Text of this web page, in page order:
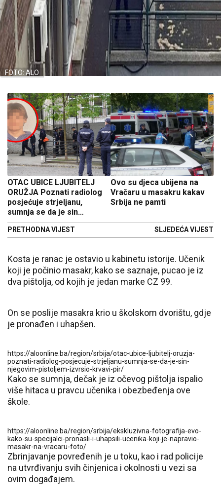
FOTO: ALO
OTAC UBICE LJUBITELJ
ORUŽJA Poznati radiolog
posjećuje strjeljanu,
sumnja se da je sin
njegovim pištoljem izvršio
krvavi pir
PRETHODNA VIJEST
Ovo su djeca ubijena na
Vračaru u masakru kakav
Srbija ne pamti
SLJEDEĆA VIJEST
Kosta je ranac je ostavio u kabinetu istorije. Učenik
koji je počinio masakr, kako se saznaje, pucao je iz
dva pištolja, od kojih je jedan marke CZ 99.
On se poslije masakra krio u školskom dvorištu, gdje
je pronađen i uhapšen.
https://aloonline.ba/region/srbija/otac-ubice-ljubitelj-oruzja-
poznati-radiolog-posjecuje-strjeljanu-sumnja-se-da-je-sin-
njegovim-pistoljem-izvrsio-krvavi-pir/
Kako se sumnja, dečak je iz očevog pištolja ispalio
više hitaca u pravcu učenika i obezbeđenja ove
škole.
https://aloonline.ba/region/srbija/ekskluzivna-fotografija-evo-
kako-su-specijalci-pronasli-i-uhapsili-ucenika-koji-je-napravio-
masakr-na-vracaru-foto/
Zbrinjavanje povređenih je u toku, kao i rad policije
na utvrđivanju svih činjenica i okolnosti u vezi sa
ovim događajem.